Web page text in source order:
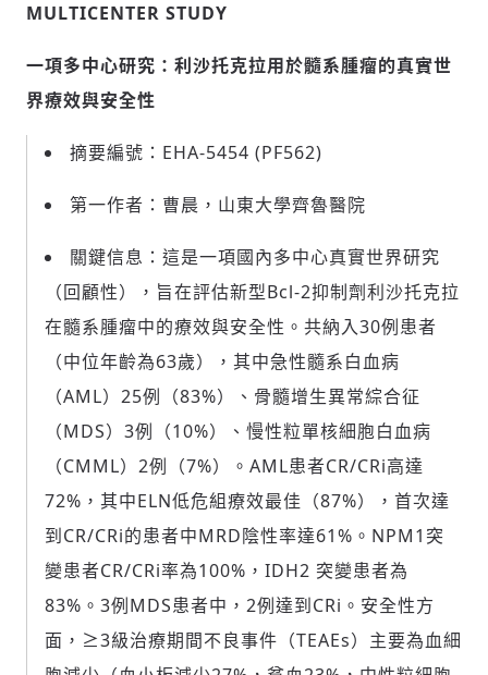
MULTICENTER STUDY
一項多中心研究：利沙托克拉用於髓系腫瘤的真實世
界療效與安全性
摘要編號：EHA-5454 (PF562)
第一作者：曹晨，山東大學齊魯醫院
關鍵信息：這是一項國內多中心真實世界研究
（回顧性），旨在評估新型Bcl-2抑制劑利沙托克拉
在髓系腫瘤中的療效與安全性。共納入30例患者
（中位年齡為63歲），其中急性髓系白血病
（AML）25例（83%）、骨髓增生異常綜合征
（MDS）3例（10%）、慢性粒單核細胞白血病
（CMML）2例（7%）。AML患者CR/CRi高達
72%，其中ELN低危組療效最佳（87%），首次達
到CR/CRi的患者中MRD陰性率達61%。NPM1突
變患者CR/CRi率為100%，IDH2 突變患者為
83%。3例MDS患者中，2例達到CRi。安全性方
面，≥3級治療期間不良事件（TEAEs）主要為血細